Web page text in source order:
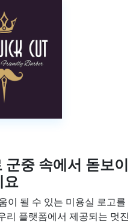
중 속에서 돋보이
요
이 될 수 있는 미용실 로고를
리 플랫폼에서 제공되는 멋진